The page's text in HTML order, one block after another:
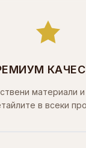
материали
в всеки